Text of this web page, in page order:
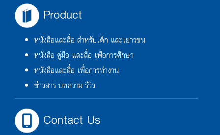
Product
หนังสือและสื่อ สำหรับเด็ก และเยาวชน
หนังสือ คู่มือ และสื่อ เพื่อการศึกษา
หนังสือและสื่อ เพื่อการทำงาน
ข่าวสาร บทความ รีวิว
Contact Us